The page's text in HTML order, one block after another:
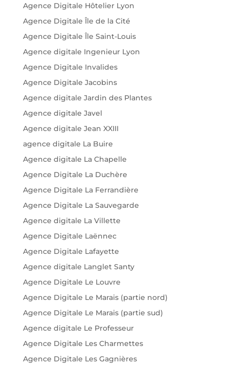
Agence Digitale Hôtelier Lyon
Agence Digitale Île de la Cité
Agence Digitale Île Saint-Louis
Agence digitale Ingenieur Lyon
Agence Digitale Invalides
Agence Digitale Jacobins
Agence digitale Jardin des Plantes
Agence digitale Javel
Agence digitale Jean XXIII
agence digitale La Buire
Agence digitale La Chapelle
Agence Digitale La Duchère
Agence Digitale La Ferrandière
Agence Digitale La Sauvegarde
Agence digitale La Villette
Agence Digitale Laënnec
Agence Digitale Lafayette
Agence digitale Langlet Santy
Agence Digitale Le Louvre
Agence Digitale Le Marais (partie nord)
Agence Digitale Le Marais (partie sud)
Agence digitale Le Professeur
Agence Digitale Les Charmettes
Agence Digitale Les Gagnières